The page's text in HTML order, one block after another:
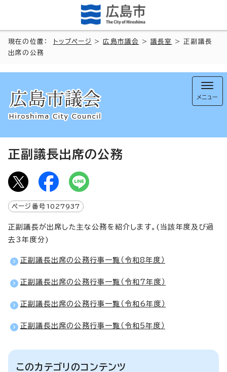
現在の位置： トップページ >広島市議会 >議長室
> 正副議長
出席の公務
メニュー
正副議長出席の公務
ページ番号 1027937
正副議長が出席した主な公務を紹介します。(当該年度及び過
去3年度分)
正副議長出席の公務行事一覧（令和8年度）
正副議長出席の公務行事一覧（令和7年度）
正副議長出席の公務行事一覧（令和6年度）
正副議長出席の公務行事一覧（令和5年度）
このカテゴリのコンテンツ